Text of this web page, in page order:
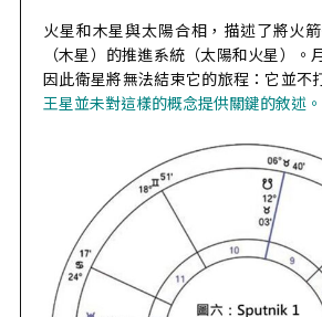
火星和木星與太陽合相，描述了將火
（木星）的推進系統（太陽和火星）。
因此衛星將無法結束它的旅程：它並不
王星並未對這樣的概念提供關鍵的敘述。